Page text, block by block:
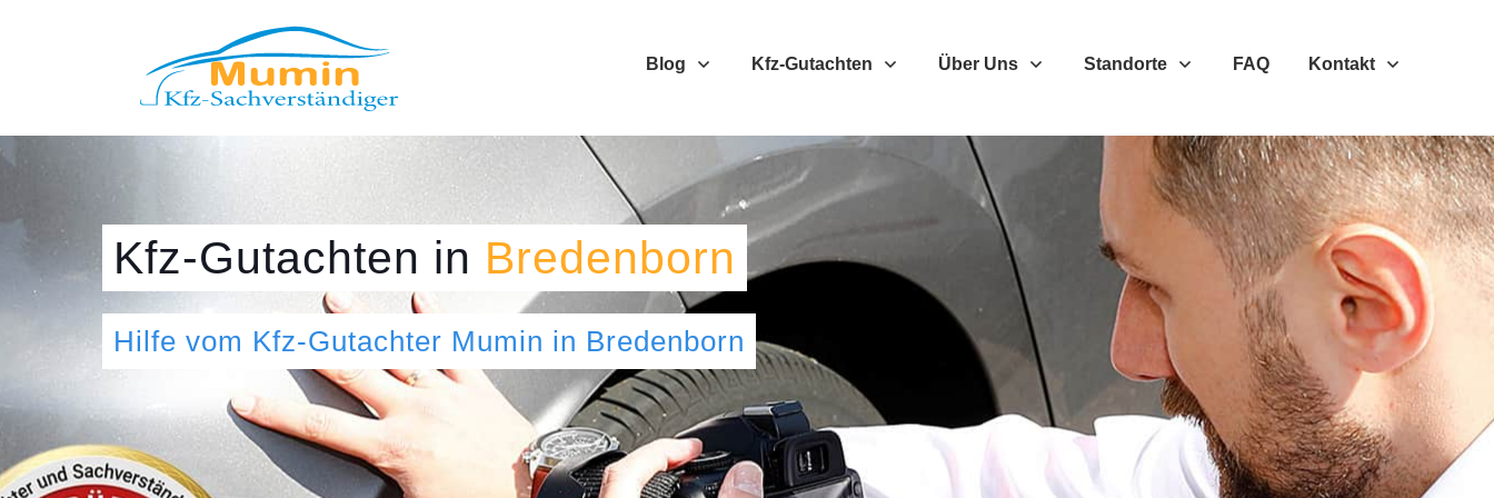
Blog Kfz-Gutachten Über Uns Standorte FAQ Kontakt
Kfz-Gutachten in Bredenborn
Hilfe vom Kfz-Gutachter Mumin in Bredenborn